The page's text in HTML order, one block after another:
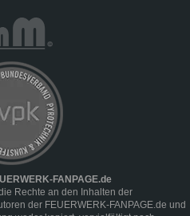
FANPAGE.de
Rechte an den Inhalten der
der FEUERWERK-FANPAGE.de und